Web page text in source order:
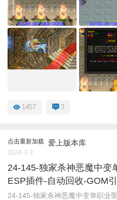
1457 3
点击重新加载 爱上版本库
2024-3-3
24-145-独家杀神恶魔中变
ESP插件-自动回收-GOM
24-145-独家杀神恶魔中变单职业